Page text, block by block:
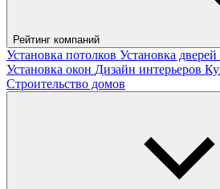
Рейтинг компаний
Установка потолков Установка дверей
Установка окон Дизайн интерьеров
Строительство домов